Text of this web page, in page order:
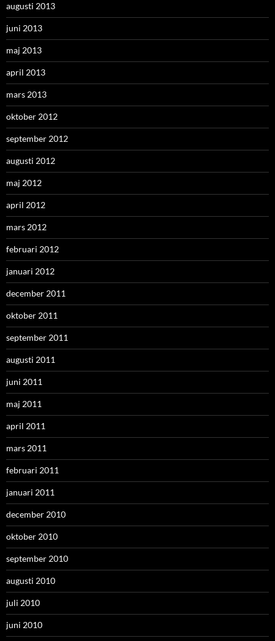
augusti 2013
juni 2013
maj 2013
april 2013
mars 2013
oktober 2012
september 2012
augusti 2012
maj 2012
april 2012
mars 2012
februari 2012
januari 2012
december 2011
oktober 2011
september 2011
augusti 2011
juni 2011
maj 2011
april 2011
mars 2011
februari 2011
januari 2011
december 2010
oktober 2010
september 2010
augusti 2010
juli 2010
juni 2010